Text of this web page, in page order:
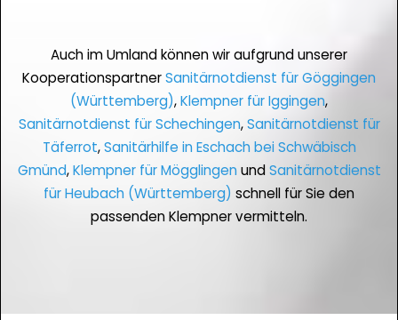
Auch im Umland können wir aufgrund unserer
KooperationspartnerSanitärnotdienst für Göggingen
(Württemberg),Klempner für Iggingen,
Sanitärnotdienst für Schechingen,Sanitärnotdienst für
Täferrot,Sanitärhilfe in Eschach bei Schwäbisch
Gmünd,Klempner für MögglingenundSanitärnotdienst
für Heubach (Württemberg) schnell für Sie den
passenden Klempner vermitteln.